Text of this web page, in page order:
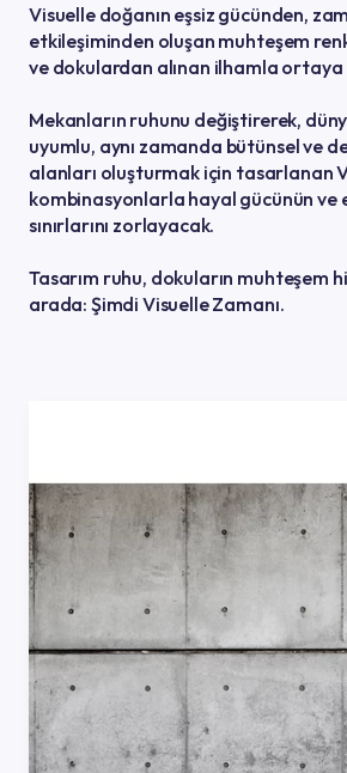
Visuelle doğanın eşsiz gücünden,
etkileşiminden oluşan muhteşem
ve dokulardan alınan ilhamla ortaya
Mekanların ruhunu değiştirerek,
uyumlu, aynı zamanda bütünsel ve
alanları oluşturmak için tasarlanan
kombinasyonlarla hayal gücünün ve
sınırlarını zorlayacak.
Tasarım ruhu, dokuların muhteşem
arada: Şimdi Visuelle Zamanı.